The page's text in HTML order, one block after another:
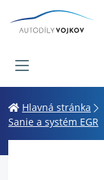
Hlavná stránka
Sanie a systém EGR